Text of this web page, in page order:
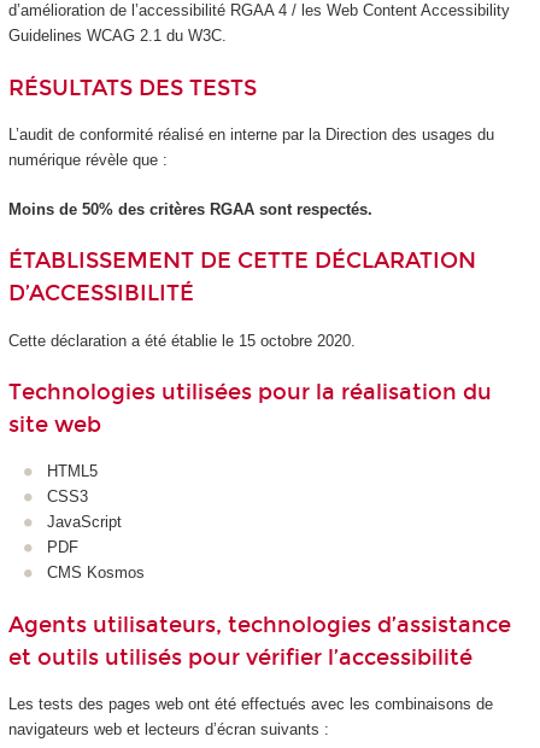
d’amélioration de l’accessibilité RGAA 4 / les Web Content Accessibility
Guidelines WCAG 2.1 du W3C.
RÉSULTATS DES TESTS
L’audit de conformité réalisé en interne par la Direction des usages du
numérique révèle que :
Moins de 50% des critères RGAA sont respectés.
ÉTABLISSEMENT DE CETTE DÉCLARATION
D’ACCESSIBILITÉ
Cette déclaration a été établie le 15 octobre 2020.
Technologies utilisées pour la réalisation du
site web
HTML5
CSS3
JavaScript
PDF
CMS Kosmos
Agents utilisateurs, technologies d’assistance
et outils utilisés pour vérifier l’accessibilité
Les tests des pages web ont été effectués avec les combinaisons de
navigateurs web et lecteurs d’écran suivants :